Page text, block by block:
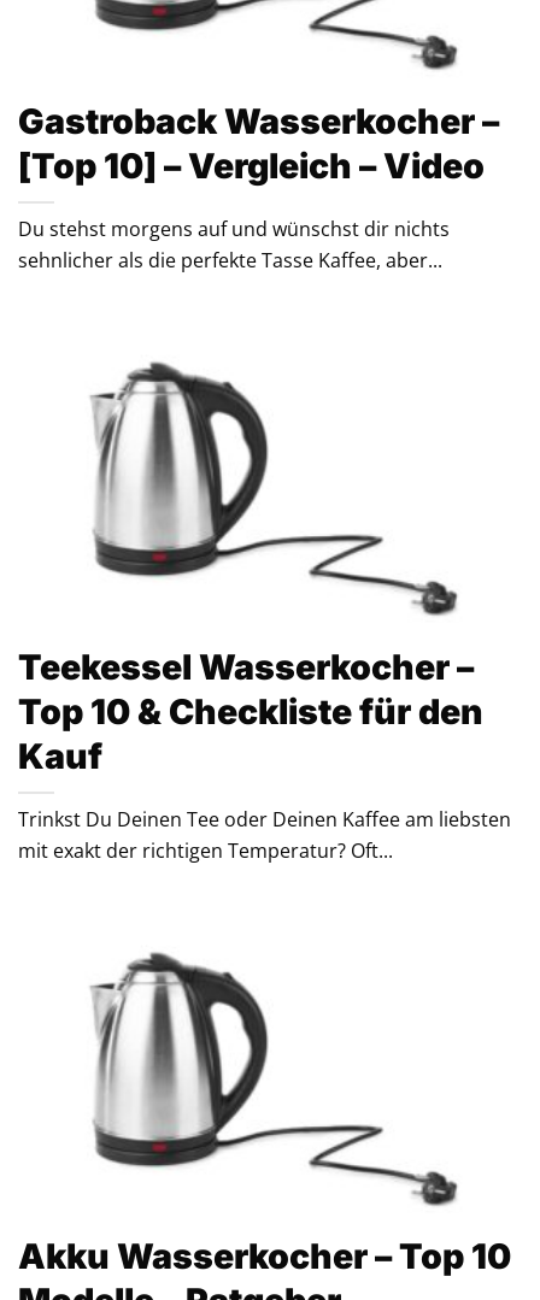
Gastroback Wasserkocher –
[Top 10] – Vergleich – Video
Du stehst morgens auf und wünschst dir nichts
sehnlicher als die perfekte Tasse Kaffee, aber...
Teekessel Wasserkocher –
Top 10 & Checkliste für den
Kauf
Trinkst Du Deinen Tee oder Deinen Kaffee am liebsten
mit exakt der richtigen Temperatur? Oft...
Akku Wasserkocher – Top 10